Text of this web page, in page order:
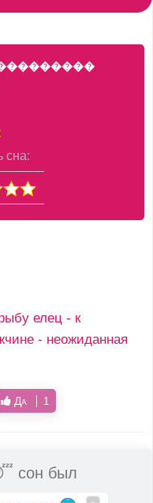
сна:
елец - к
- неожиданная
Да 1
сон был